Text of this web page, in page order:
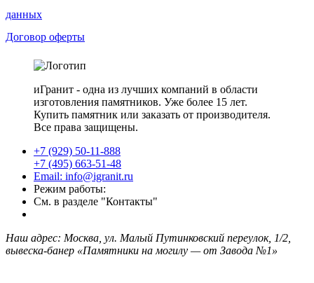
данных
Договор оферты
иГранит - одна из лучших компаний в области
изготовления памятников. Уже более 15 лет.
Купить памятник или заказать от производителя.
Все права защищены.
+7 (929) 50-11-888
+7 (495) 663-51-48
Email: info@igranit.ru
Режим работы:
См. в разделе "Контакты"
Наш адрес: Москва, ул. Малый Путинковский переулок, 1/2,
вывеска-банер «Памятники на могилу — от Завода №1»